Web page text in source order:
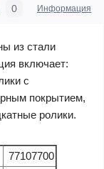
0 Информация
из стали
включает:
с
покрытием,
ролики.
77107700